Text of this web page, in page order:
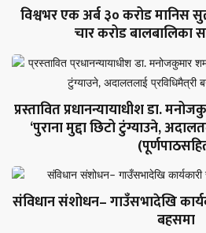
विश्वभर एक अर्ब ३० करोड मानिस
चार करोड बालबालिका
प्रस्तावित प्रधानन्यायाधीश डा.
‘पुराना मुद्दा छिटो टुंग्याउने,
संविधान संशोधन– गाउँसभादेखि
बहसमा